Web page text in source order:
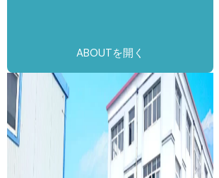
ABOUTを開く